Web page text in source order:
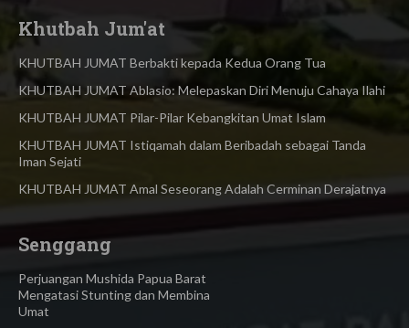
Khutbah Jum'at
KHUTBAH JUMAT Berbakti kepada Kedua Orang Tua
KHUTBAH JUMAT Ablasio: Melepaskan Diri Menuju Cahaya Ilahi
KHUTBAH JUMAT Pilar-Pilar Kebangkitan Umat Islam
KHUTBAH JUMAT Istiqamah dalam Beribadah sebagai Tanda
Iman Sejati
KHUTBAH JUMAT Amal Seseorang Adalah Cerminan Derajatnya
Senggang
Perjuangan Mushida Papua Barat
Mengatasi Stunting dan Membina
Umat